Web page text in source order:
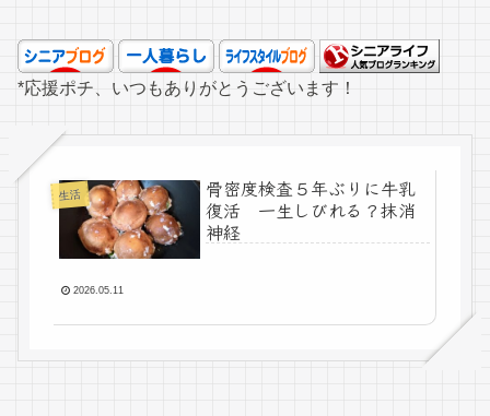
*応援ポチ、いつもありがとうございます！
生活
骨密度検査５年ぶりに牛乳
復活 一生しびれる？抹消
神経
2026.05.11